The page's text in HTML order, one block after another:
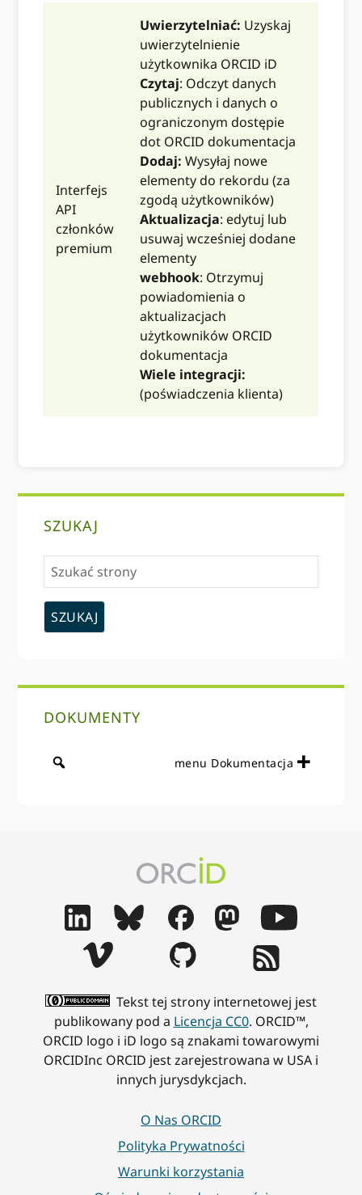
Interfejs
API
członków
premium
Uwierzytelniać: Uzyskaj
uwierzytelnienie
użytkownika ORCID iD
Czytaj: Odczyt danych
publicznych i danych o
ograniczonym dostępie
dot ORCID dokumentacja
Dodaj: Wysyłaj nowe
elementy do rekordu (za
zgodą użytkowników)
Aktualizacja: edytuj lub
usuwaj wcześniej dodane
elementy
webhook: Otrzymuj
powiadomienia o
aktualizacjach
użytkowników ORCID
dokumentacja
Wiele integracji:
(poświadczenia klienta)
Sidebar
SZUKAJ
Szukać
strony
DOKUMENTY
menu Dokumentacja
Tekst tej strony internetowej jest
publikowany pod a Licencja CC0. ORCID™,
ORCID logo i iD logo są znakami towarowymi
ORCIDInc ORCID jest zarejestrowana w USA i
innych jurysdykcjach.
O Nas ORCID
Polityka Prywatności
Warunki korzystania